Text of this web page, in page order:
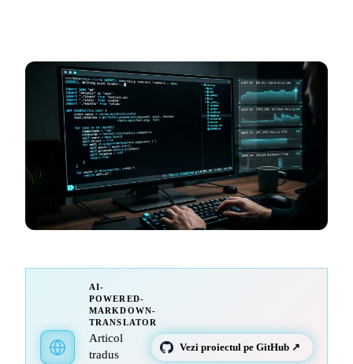
AI-
POWERED-
MARKDOWN-
TRANSLATOR
Articol
tradus
Vezi proiectul pe GitHub ↗